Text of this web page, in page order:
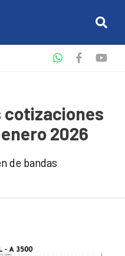
cotizaciones
2026
de bandas